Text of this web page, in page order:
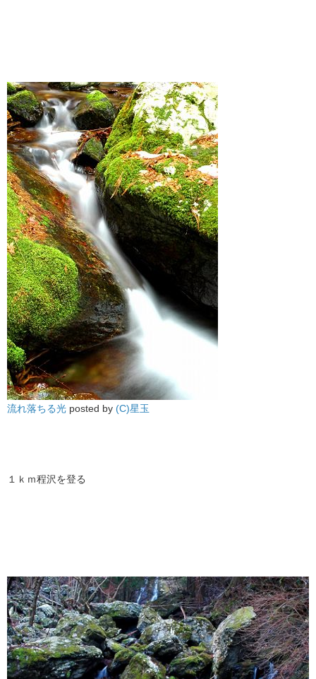
流れ落ちる光 posted by (C)星玉
１ｋｍ程沢を登る